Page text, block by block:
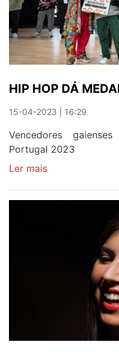
PORTUGAL
HIP HOP DÁ
15-04-2023 | 16:29
Vencedores
Portugal 2023
Ler mais
HOP